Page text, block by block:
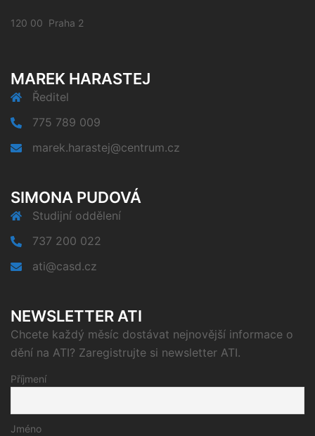
120 00 Praha 2
MAREK HARASTEJ
Ředitel
775 789 009
marek.harastej@centrum.cz
SIMONA PUDOVÁ
Studijní oddělení
737 200 022
ati@casd.cz
NEWSLETTER ATI
Chcete každý měsíc dostávat nejnovější informace o
dění na ATI? Zaregistrujte si newsletter ATI.
Příjmení
Jméno